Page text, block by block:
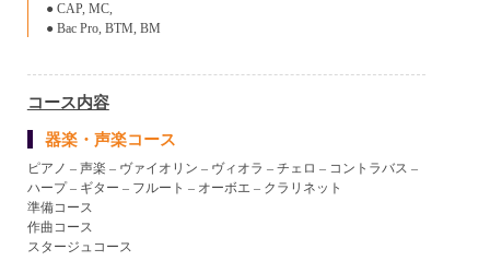
● CAP, MC,
● Bac Pro, BTM, BM
コース内容
器楽・声楽コース
ピアノ – 声楽 – ヴァイオリン – ヴィオラ – チェロ – コントラバス –
ハープ – ギター – フルート – オーボエ – クラリネット
準備コース
作曲コース
スタージュコース